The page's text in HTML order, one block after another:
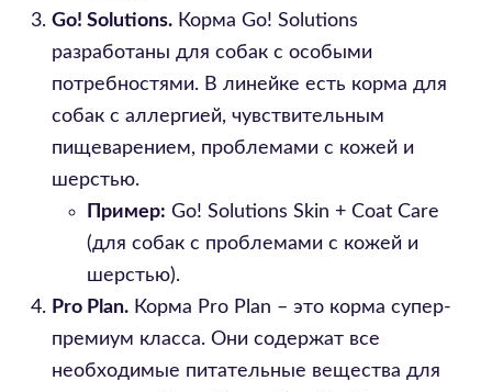
Go! Solutions. Корма Go! Solutions
разработаны для собак с особыми
потребностями. В линейке есть корма для
собак с аллергией, чувствительным
пищеварением, проблемами с кожей и
шерстью.
Пример: Go! Solutions Skin + Coat Care
(для собак с проблемами с кожей и
шерстью).
Pro Plan. Корма Pro Plan – это корма супер-
премиум класса. Они содержат все
необходимые питательные вещества для